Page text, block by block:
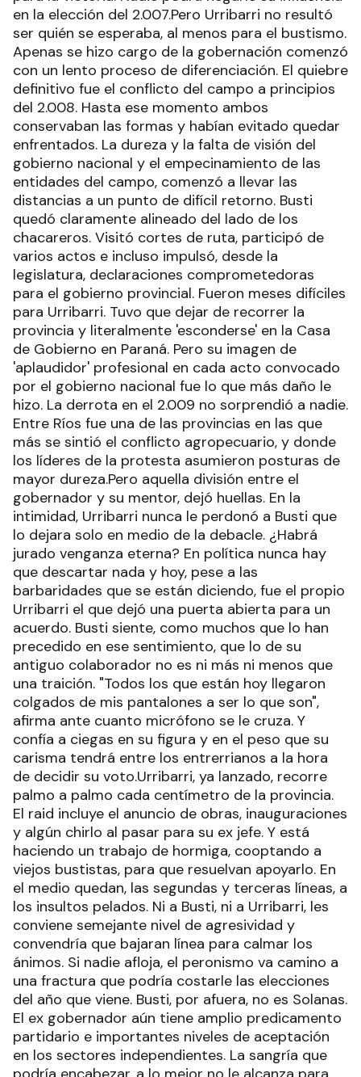
en la elección del 2.007.Pero Urribarri no resultó
ser quién se esperaba, al menos para el bustismo.
Apenas se hizo cargo de la gobernación comenzó
con un lento proceso de diferenciación. El quiebre
definitivo fue el conflicto del campo a principios
del 2.008. Hasta ese momento ambos
conservaban las formas y habían evitado quedar
enfrentados. La dureza y la falta de visión del
gobierno nacional y el empecinamiento de las
entidades del campo, comenzó a llevar las
distancias a un punto de difícil retorno. Busti
quedó claramente alineado del lado de los
chacareros. Visitó cortes de ruta, participó de
varios actos e incluso impulsó, desde la
legislatura, declaraciones comprometedoras
para el gobierno provincial. Fueron meses difíciles
para Urribarri. Tuvo que dejar de recorrer la
provincia y literalmente 'esconderse' en la Casa
de Gobierno en Paraná. Pero su imagen de
'aplaudidor' profesional en cada acto convocado
por el gobierno nacional fue lo que más daño le
hizo. La derrota en el 2.009 no sorprendió a nadie.
Entre Ríos fue una de las provincias en las que
más se sintió el conflicto agropecuario, y donde
los líderes de la protesta asumieron posturas de
mayor dureza.Pero aquella división entre el
gobernador y su mentor, dejó huellas. En la
intimidad, Urribarri nunca le perdonó a Busti que
lo dejara solo en medio de la debacle. ¿Habrá
jurado venganza eterna? En política nunca hay
que descartar nada y hoy, pese a las
barbaridades que se están diciendo, fue el propio
Urribarri el que dejó una puerta abierta para un
acuerdo. Busti siente, como muchos que lo han
precedido en ese sentimiento, que lo de su
antiguo colaborador no es ni más ni menos que
una traición. "Todos los que están hoy llegaron
colgados de mis pantalones a ser lo que son",
afirma ante cuanto micrófono se le cruza. Y
confía a ciegas en su figura y en el peso que su
carisma tendrá entre los entrerrianos a la hora
de decidir su voto.Urribarri, ya lanzado, recorre
palmo a palmo cada centímetro de la provincia.
El raid incluye el anuncio de obras, inauguraciones
y algún chirlo al pasar para su ex jefe. Y está
haciendo un trabajo de hormiga, cooptando a
viejos bustistas, para que resuelvan apoyarlo. En
el medio quedan, las segundas y terceras líneas, a
los insultos pelados. Ni a Busti, ni a Urribarri, les
conviene semejante nivel de agresividad y
convendría que bajaran línea para calmar los
ánimos. Si nadie afloja, el peronismo va camino a
una fractura que podría costarle las elecciones
del año que viene. Busti, por afuera, no es Solanas.
El ex gobernador aún tiene amplio predicamento
partidario e importantes niveles de aceptación
en los sectores independientes. La sangría que